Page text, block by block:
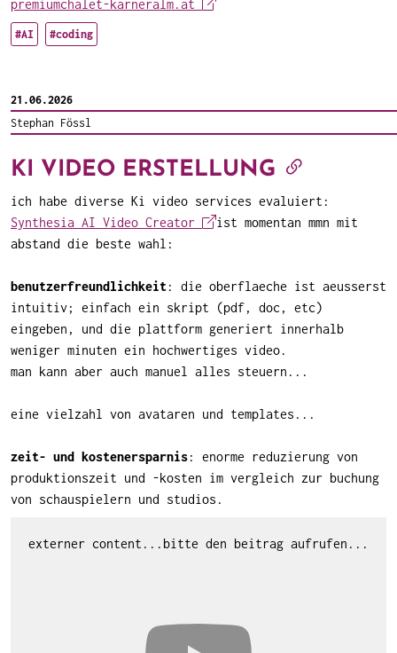
premiumchalet-karneralm.at
#AI #coding
21.06.2026
Stephan Fössl
KI VIDEO ERSTELLUNG
ich habe diverse Ki video services evaluiert:
Synthesia AI Video Creator
ist momentan mmn mit
abstand die beste wahl:
benutzerfreundlichkeit: die oberflaeche ist aeusserst
intuitiv; einfach ein skript (pdf, doc, etc)
eingeben, und die plattform generiert innerhalb
weniger minuten ein hochwertiges video.
man kann aber auch manuel alles steuern...
eine vielzahl von avataren und templates...
zeit- und kostenersparnis: enorme reduzierung von
produktionszeit und -kosten im vergleich zur buchung
von schauspielern und studios.
externer content...bitte den beitrag aufrufen...